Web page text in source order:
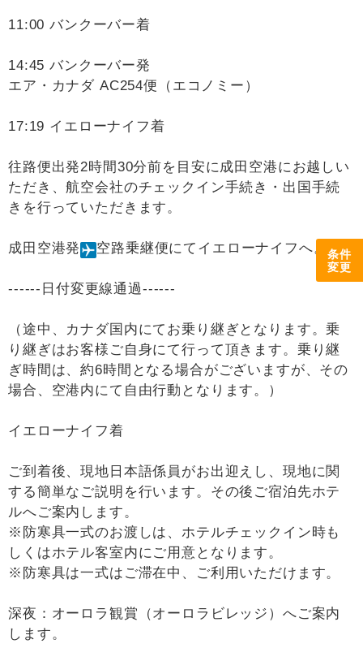
条件
変更
11:00 バンクーバー着
14:45 バンクーバー発
エア・カナダ AC254便（エコノミー）
17:19 イエローナイフ着
往路便出発2時間30分前を目安に成田空港にお越しい
ただき、航空会社のチェックイン手続き・出国手続
きを行っていただきます。
成田空港発 空路乗継便にてイエローナイフへ。
------日付変更線通過------
（途中、カナダ国内にてお乗り継ぎとなります。乗
り継ぎはお客様ご自身にて行って頂きます。乗り継
ぎ時間は、約6時間となる場合がございますが、その
場合、空港内にて自由行動となります。）
イエローナイフ着
ご到着後、現地日本語係員がお出迎えし、現地に関
する簡単なご説明を行います。その後ご宿泊先ホテ
ルへご案内します。
※防寒具一式のお渡しは、ホテルチェックイン時も
しくはホテル客室内にご用意となります。
※防寒具は一式はご滞在中、ご利用いただけます。
深夜：オーロラ観賞（オーロラビレッジ）へご案内
します。